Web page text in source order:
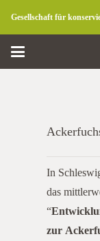
Gesellschaft für
In
das
“
zur